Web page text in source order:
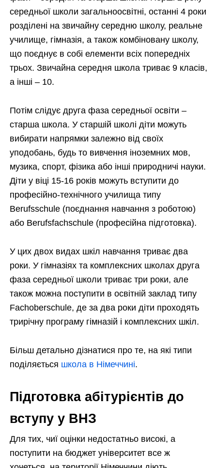
середньої школи загальноосвітні, останні 4 роки
розділені на звичайну середню школу, реальне
училище, гімназія, а також комбіновану школу,
що поєднує в собі елементи всіх попередніх
трьох. Звичайна середня школа триває 9 класів,
а інші – 10.
Потім слідує друга фаза середньої освіти –
старша школа. У старшій школі діти можуть
вибирати напрямки залежно від своїх
уподобань, будь то вивчення іноземних мов,
музика, спорт, фізика або інші природничі науки.
Діти у віці 15-16 років можуть вступити до
професійно-технічного училища типу
Berufsschule (поєднання навчання з роботою)
або Berufsfachschule (професійна підготовка).
У цих двох видах шкіл навчання триває два
роки. У гімназіях та комплексних школах друга
фаза середньої школи триває три роки, але
також можна поступити в освітній заклад типу
Fachoberschule, де за два роки діти проходять
трирічну програму гімназій і комплексних шкіл.
Більш детально дізнатися про те, на які типи
поділяється школа в Німеччині.
Підготовка абітурієнтів до
вступу у ВНЗ
Для тих, чиї оцінки недостатньо високі, а
поступити на бюджет університет все ж